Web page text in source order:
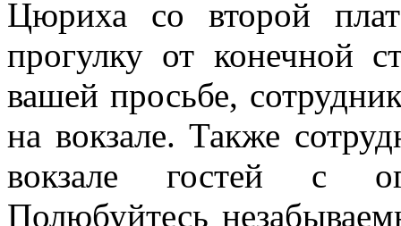
Цюриха со второй
прогулку от конечной
вашей просьбе,
на вокзале. Также
вокзале гостей с
Полюбуйтесь